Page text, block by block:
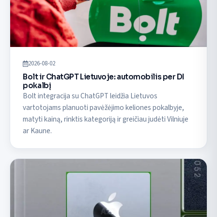
2026-08-02
Bolt ir ChatGPT Lietuvoje: automobilis per DI
pokalbį
Bolt integracija su ChatGPT leidžia Lietuvos
vartotojams planuoti pavėžėjimo keliones pokalbyje,
matyti kainą, rinktis kategoriją ir greičiau judėti Vilniuje
ar Kaune.